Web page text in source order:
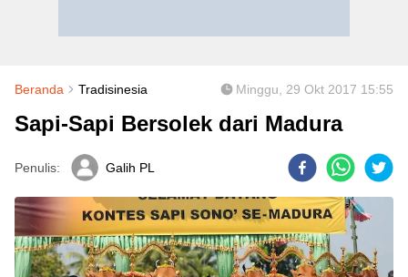
Beranda Tradisinesia Minggu, 29 Okt 2017 15:55
Sapi-Sapi Bersolek dari Madura
Penulis: Galih PL